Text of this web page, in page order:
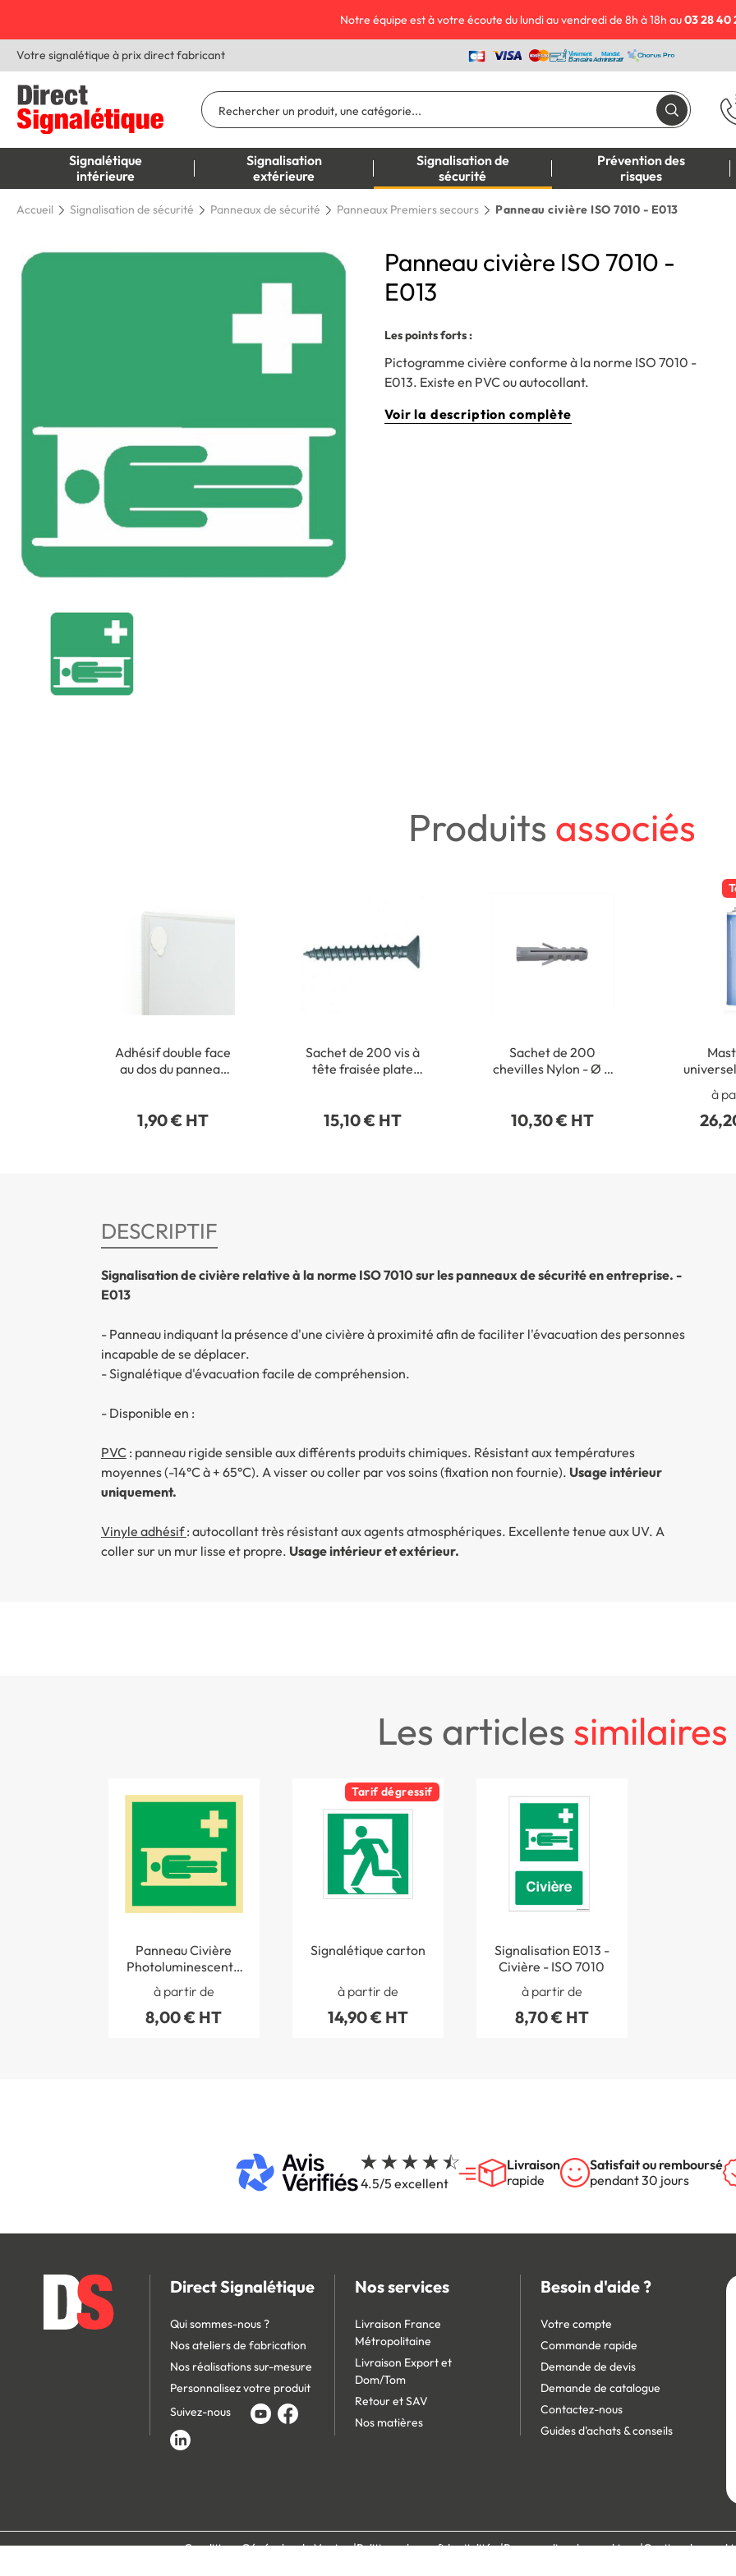
Notre équipe est à votre écoute du lundi au vendredi de 8h à 18h au03 28 40
Votre signalétique à prix direct fabricant
Signalétique
intérieure
Signalisation
extérieure
Signalisation de
sécurité
Prévention des
risques
Accueil Signalisation de sécurité Panneaux de sécurité Panneaux Premiers secours Panneau civière ISO 7010 - E013
Panneau civière ISO 7010 -
E013
Les points forts :
Pictogramme civière conforme à la norme ISO 7010 -
E013. Existe en PVC ou autocollant.
Voir la description complète
Produits associés
Adhésif double face
au dos du panneau
1,90 € HT
Sachet de 200 vis à
tête fraisée plate
15,10 € HT
Sachet de 200
chevilles Nylon - Ø 5
10,30 € HT
à
DESCRIPTIF
Signalisation de civière relative à la norme ISO 7010 sur les panneaux de sécurité en entreprise. -
E013
- Panneau indiquant la présence d'une civière à proximité afin de faciliter l'évacuation des personnes
incapable de se déplacer.
- Signalétique d'évacuation facile de compréhension.
- Disponible en :
PVC: panneau rigide sensible aux différents produits chimiques. Résistant aux températures
moyennes (-14°C à + 65°C). A visser ou coller par vos soins (fixation non fournie). Usage intérieur
uniquement.
Vinyle adhésif: autocollant très résistant aux agents atmosphériques. Excellente tenue aux UV. A
coller sur un mur lisse et propre. Usage intérieur et extérieur.
les articles similaires
Panneau Civière
Photoluminescent -
E013 PH
à partir de
8,00 € HT
Tarif dégressif
Signalétique carton
à partir de
14,90 € HT
Signalisation E013 -
Civière - ISO 7010
à partir de
8,70 € HT
4.5/5 excellent
Livraison
rapide
Satisfait ou remboursé
pendant 30 jours
Direct Signalétique
Qui sommes-nous ?
Nos ateliers de fabrication
Nos réalisations sur-mesure
Personnalisez votre produit
Suivez-nous
Nos services
Livraison France
Métropolitaine
Livraison Export et
Dom/Tom
Retour et SAV
Nos matières
Besoin d'aide ?
Votre compte
Commande rapide
Demande de devis
Demande de catalogue
Contactez-nous
Guides d'achats & conseils
Conditions Générales de Vente Politique de confidentialité Personnaliser les cookies Gestion des